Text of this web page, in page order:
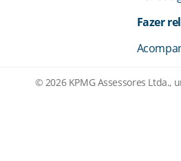
Fazer
© 2026 KPMG Assessores